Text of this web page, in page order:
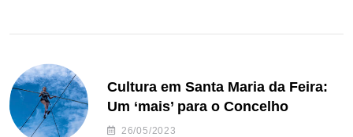
Cultura em Santa Maria da Feira:
Um ‘mais’ para o Concelho
26/05/2023